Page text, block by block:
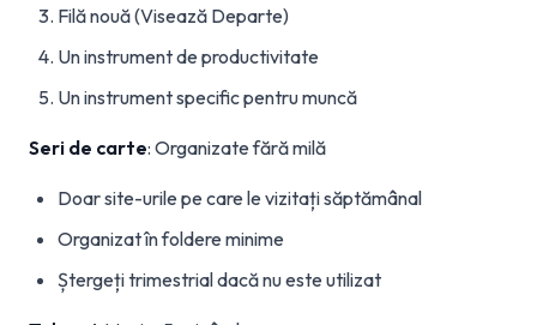
Filă nouă (Visează Departe)
Un instrument de productivitate
Un instrument specific pentru muncă
Seri de carte: Organizate fără milă
Doar site-urile pe care le vizitați săptămânal
Organizat în foldere minime
Ștergeți trimestrial dacă nu este utilizat